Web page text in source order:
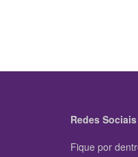
Redes Sociais
Fique por